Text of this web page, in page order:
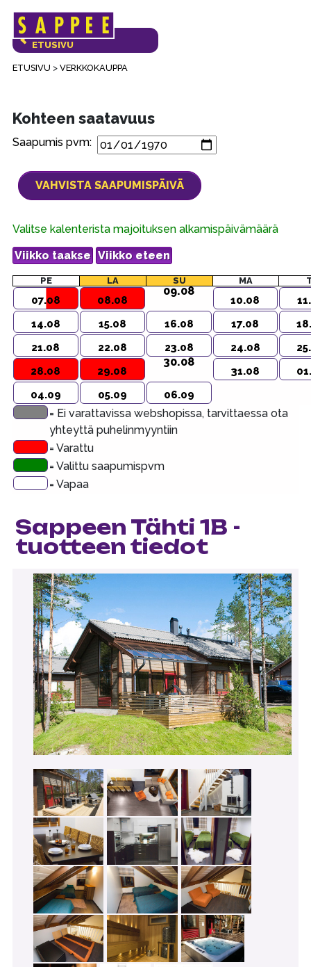
Päävalikko
ETUSIVU > VERKKOKAUPPA
VERKKOKAUPAN
ETUSIVU
Kohteen saatavuus
Saapumis pvm:
Valitse kalenterista majoituksen alkamispäivämäärä
PE LA SU MA
07.08 08.08
09.08
10.08
14.08
15.08 16.08 17.08
21.08
22.08 23.08 24.08
28.08
29.08
30.08
31.08
04.09
05.09 06.09
= Ei varattavissa webshopissa, tarvittaessa ota
yhteyttä puhelinmyyntiin
= Varattu
= Valittu saapumispvm
= Vapaa
Sappeen Tähti 1B -
tuotteen tiedot